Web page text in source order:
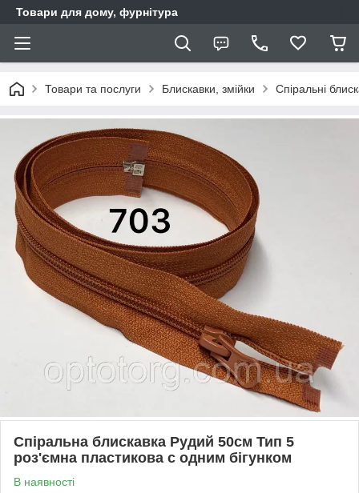
Товари для дому, фурнітура
Товари та послуги Блискавки, змійки Спіральні
Спіральна блискавка Рудий 50см Тип 5
роз'ємна пластикова с одним бігунком
В наявності